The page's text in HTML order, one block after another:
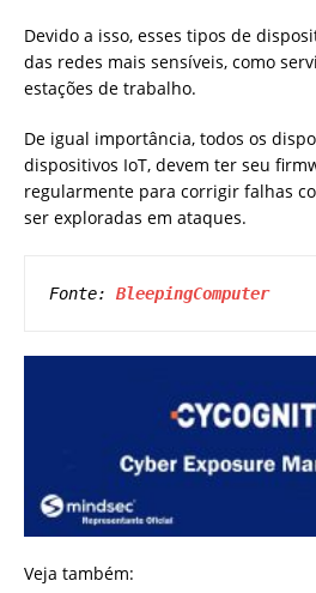
Devido a isso, esses tipos de
das redes mais sensíveis, como
estações de trabalho.
De igual importância, todos os
dispositivos IoT, devem ter seu
regularmente para corrigir falhas
ser exploradas em ataques.
Fonte: BleepingComputer
Veja também: